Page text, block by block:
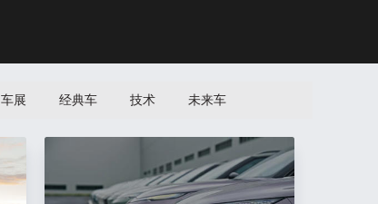
车展 经典车 技术 未来车